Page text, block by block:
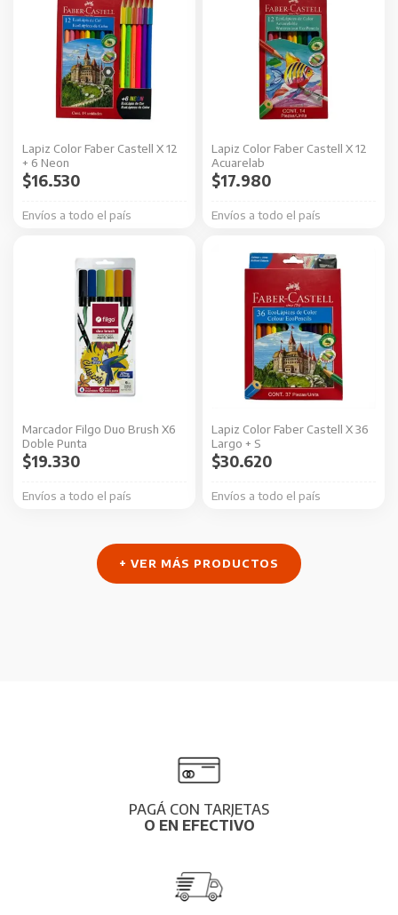
Lapiz Color Faber Castell X 12
+ 6 Neon
Envíos a todo el país
$16.530
Lapiz Color Faber Castell X 12
Acuarelab
Envíos a todo el país
$17.980
Marcador Filgo Duo Brush X6
Doble Punta
Envíos a todo el país
$19.330
Lapiz Color Faber Castell X 36
Largo + S
Envíos a todo el país
$30.620
+ VER MÁS PRODUCTOS
PAGÁ CON TARJETAS
O EN EFECTIVO